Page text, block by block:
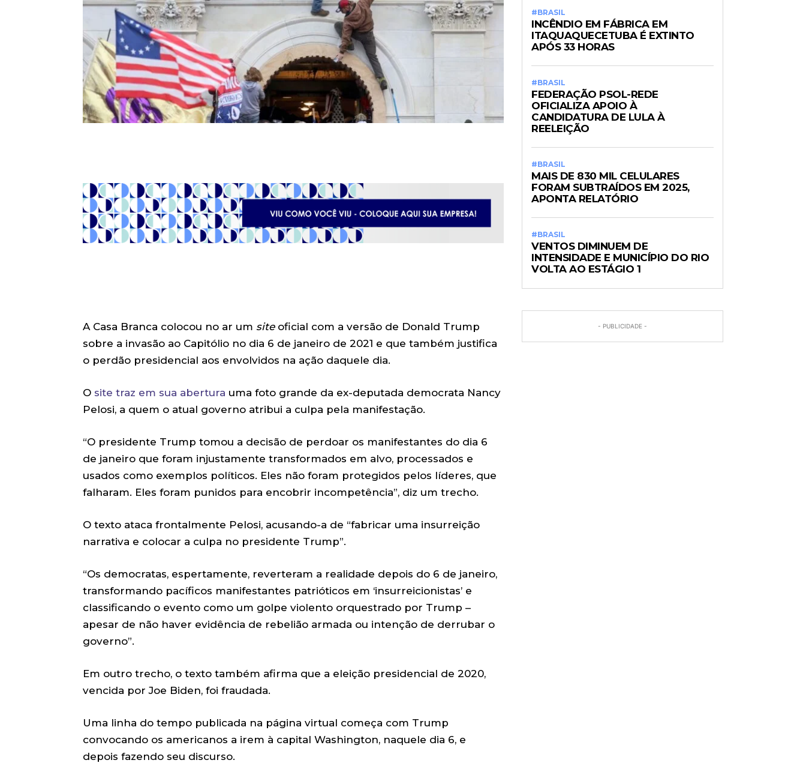
A Casa Branca colocou no ar um siteoficial com a versão de Donald Trump
sobre a invasão ao Capitólio no dia 6 de janeiro de 2021 e que também justifica
o perdão presidencial aos envolvidos na ação daquele dia.
O site traz em sua abertura uma foto grande da ex-deputada democrata Nancy
Pelosi, a quem o atual governo atribui a culpa pela manifestação.
“O presidente Trump tomou a decisão de perdoar os manifestantes do dia 6
de janeiro que foram injustamente transformados em alvo, processados e
usados como exemplos políticos. Eles não foram protegidos pelos líderes, que
falharam. Eles foram punidos para encobrir incompetência”, diz um trecho.
O texto ataca frontalmente Pelosi, acusando-a de “fabricar uma insurreição
narrativa e colocar a culpa no presidente Trump”.
“Os democratas, espertamente, reverteram a realidade depois do 6 de janeiro,
transformando pacíficos manifestantes patrióticos em ‘insurreicionistas’ e
classificando o evento como um golpe violento orquestrado por Trump –
apesar de não haver evidência de rebelião armada ou intenção de derrubar o
governo”.
Em outro trecho, o texto também afirma que a eleição presidencial de 2020,
vencida por Joe Biden, foi fraudada.
Uma linha do tempo publicada na página virtual começa com Trump
convocando os americanos a irem à capital Washington, naquele dia 6, e
depois fazendo seu discurso.
#BRASIL
INCÊNDIO EM FÁBRICA EM
ITAQUAQUECETUBA É EXTINTO
APÓS 33 HORAS
#BRASIL
FEDERAÇÃO PSOL-REDE
OFICIALIZA APOIO À
CANDIDATURA DE LULA À
REELEIÇÃO
#BRASIL
MAIS DE 830 MIL CELULARES
FORAM SUBTRAÍDOS EM 2025,
APONTA RELATÓRIO
#BRASIL
VENTOS DIMINUEM DE
INTENSIDADE E MUNICÍPIO DO RIO
VOLTA AO ESTÁGIO 1
- PUBLICIDADE -